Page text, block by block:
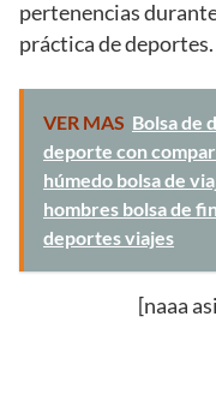
pertenencias
práctica de deportes.
VER MAS Bolsa de
deporte con
húmedo bolsa de
hombres bolsa de
deportes viajes
[naaa